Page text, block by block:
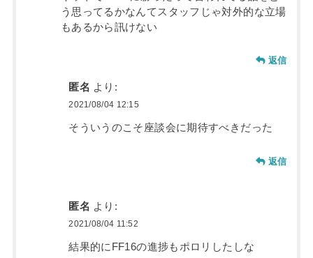
う思ってるかなんてスタッフじゃ対外的な立場
もあるから訊けない
返信
匿名 より:
2021/08/04 12:15
そういうのこそ座談会に期待すべきだった
返信
匿名 より:
2021/08/04 11:52
結果的にFF16の進捗もポロリしたしな